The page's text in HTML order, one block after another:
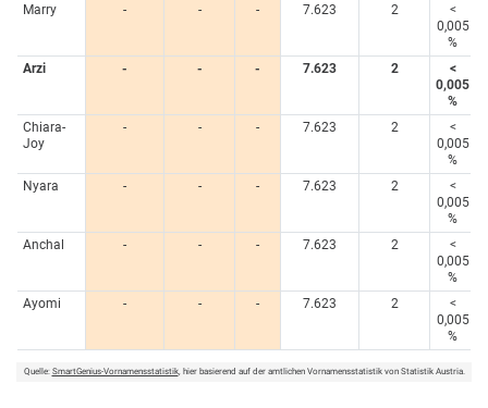
Marry
- - - 7.623 2
<
0,005
%
Arzi
- - - 7.623 2
<
0,005
%
Chiara-
Joy
- - - 7.623 2
<
0,005
%
Nyara
- - - 7.623 2
<
0,005
%
Anchal
- - - 7.623 2
<
0,005
%
Ayomi
- - - 7.623 2
<
0,005
%
Quelle: SmartGenius-Vornamensstatistik, hier basierend auf der amtlichen Vornamensstatistik von Statistik Austria.